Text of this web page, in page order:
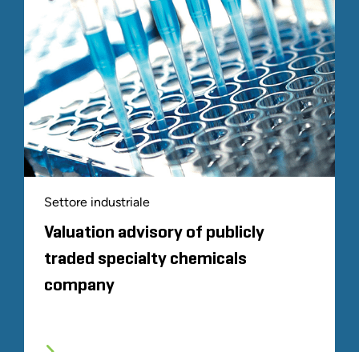
Settore industriale
Valuation advisory of publicly
traded specialty chemicals
company